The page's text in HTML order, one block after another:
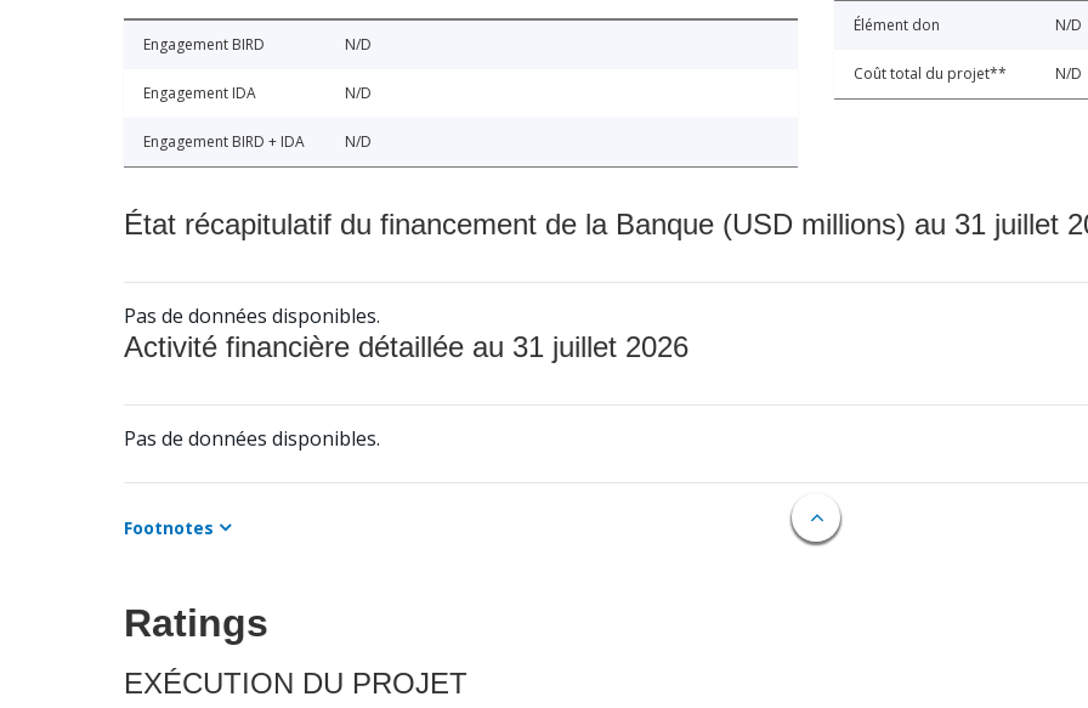
Engagement BIRD N/D
Engagement IDA N/D
Engagement BIRD + IDA N/D
Élément don N/D
Coût total du projet** N/D
État récapitulatif du financement de la Banque (USD millions) au 31 juillet
Pas de données disponibles.
Activité financière détaillée au 31 juillet 2026
Pas de données disponibles.
Footnotes
Ratings
EXÉCUTION DU PROJET